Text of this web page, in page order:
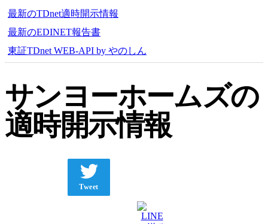
最新のTDnet適時開示情報
最新のEDINET報告書
東証TDnet WEB-API by やのしん
サンヨーホームズの
適時開示情報
Tweet